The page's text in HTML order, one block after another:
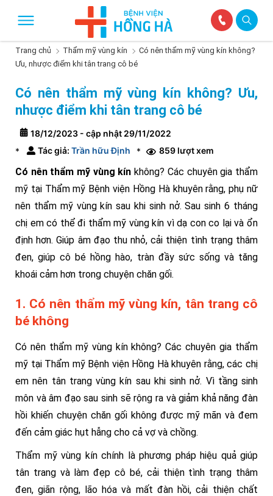
Trang chủ Thẩm mỹ vùng kín
Có nên thẩm mỹ vùng kín không?
Ưu, nhược điểm khi tân trang cô bé
Có nên thẩm mỹ vùng kín không? Ưu,
nhược điểm khi tân trang cô bé
18/12/2023 - cập nhật 29/11/2022
*
Tác giả: Trần hữu Định * 859 lượt xem
Có nên thẩm mỹ vùng kín không? Các chuyên gia thẩm
mỹ tại Thẩm mỹ Bệnh viện Hồng Hà khuyên rằng, phụ nữ
nên thẩm mỹ vùng kín sau khi sinh nở. Sau sinh 6 tháng
chị em có thể đi thẩm mỹ vùng kín vì dạ con co lại và ổn
định hơn. Giúp âm đạo thu nhỏ, cải thiện tình trạng thâm
đen, giúp cô bé hồng hào, tràn đầy sức sống và tăng
khoái cảm hơn trong chuyện chăn gối.
1. Có nên thẩm mỹ vùng kín, tân trang cô
bé không
Có nên thẩm mỹ vùng kín không? Các chuyên gia thẩm
mỹ tại Thẩm mỹ Bệnh viện Hồng Hà khuyên rằng, các chị
em nên tân trang vùng kín sau khi sinh nở. Vì tầng sinh
môn và âm đạo sau sinh sẽ rộng ra và giảm khả năng đàn
hồi khiến chuyện chăn gối không được mỹ mãn và đem
đến cảm giác hụt hẫng cho cả vợ và chồng.
Thẩm mỹ vùng kín chính là phương pháp hiệu quả giúp
tân trang và làm đẹp cô bé, cải thiện tình trạng thâm
đen, giãn rộng, lão hóa và mất đàn hồi, cải thiện chất